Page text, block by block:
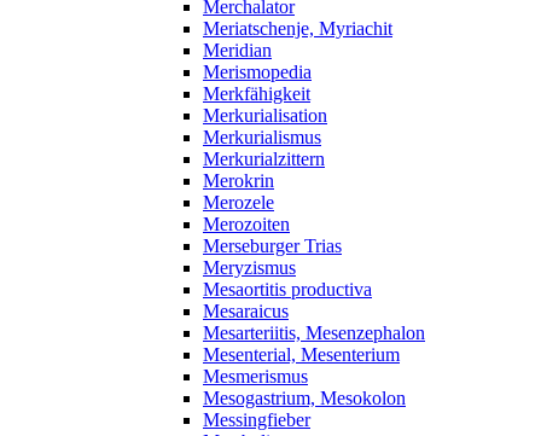
Merchalator
Meriatschenje, Myriachit
Meridian
Merismopedia
Merkfähigkeit
Merkurialisation
Merkurialismus
Merkurialzittern
Merokrin
Merozele
Merozoiten
Merseburger Trias
Meryzismus
Mesaortitis productiva
Mesaraicus
Mesarteriitis, Mesenzephalon
Mesenterial, Mesenterium
Mesmerismus
Mesogastrium, Mesokolon
Messingfieber